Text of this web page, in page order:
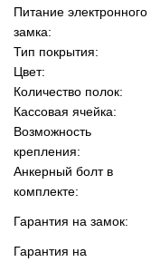
Питание электронного
замка:
Тип покрытия:
Цвет:
Количество полок:
Кассовая ячейка:
Возможность
крепления:
Анкерный болт в
комплекте:
Гарантия на замок:
Гарантия на